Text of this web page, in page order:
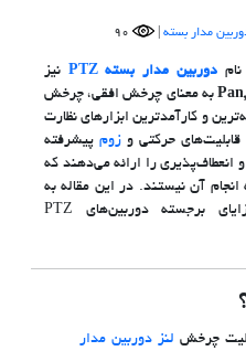
مدار بسته
نامدوربین مدار بسته PTZ
نیز
به معنای چرخش افقی، چرخش
و کارآمدترین ابزارهای نظارت
حرکتی و زومپیشرفته
را ارائه می‌دهند که
آن نیستند. در این مقاله به
بررسی ویژگی‌ها، کاربردها و مزایای برجسته دوربین‌های PTZ
چرخش لنز دوربین مدار